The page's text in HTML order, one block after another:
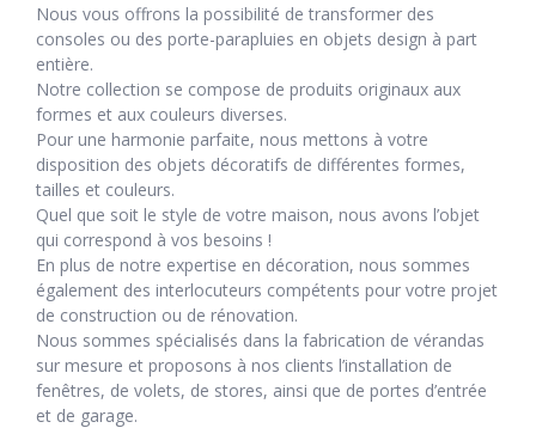
Nous vous offrons la possibilité de transformer des
consoles ou des porte-parapluies en objets design à part
entière.
Notre collection se compose de produits originaux aux
formes et aux couleurs diverses.
Pour une harmonie parfaite, nous mettons à votre
disposition des objets décoratifs de différentes formes,
tailles et couleurs.
Quel que soit le style de votre maison, nous avons l’objet
qui correspond à vos besoins !
En plus de notre expertise en décoration, nous sommes
également des interlocuteurs compétents pour votre projet
de construction ou de rénovation.
Nous sommes spécialisés dans la fabrication de vérandas
sur mesure et proposons à nos clients l’installation de
fenêtres, de volets, de stores, ainsi que de portes d’entrée
et de garage.